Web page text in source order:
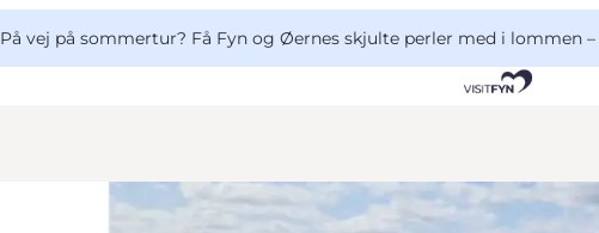
På vej på sommertur? Få Fyn og Øernes skjulte perler med i lommen –